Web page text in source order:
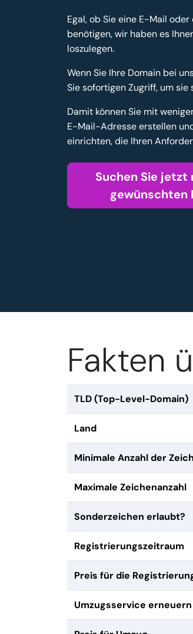
Egal, ob Sie eine E-Mail
benötigen, wir haben es
loszulegen.
Wenn Sie Ihre Domain bei
Sie sofortigen Zugriff, um sie
Damit können Sie mit
E-Mail-Adresse erstellen
einrichten, die Ihren
Suchen Sie jetzt
gewünschten
Fakten
TLD (Top-Level-Domain)
Land
Minimale Anzahl der
Maximale Zeichenanzahl
Sonderzeichen erlaubt?
Registrierungszeitraum
Preis für die
Umzugsservice erneuern